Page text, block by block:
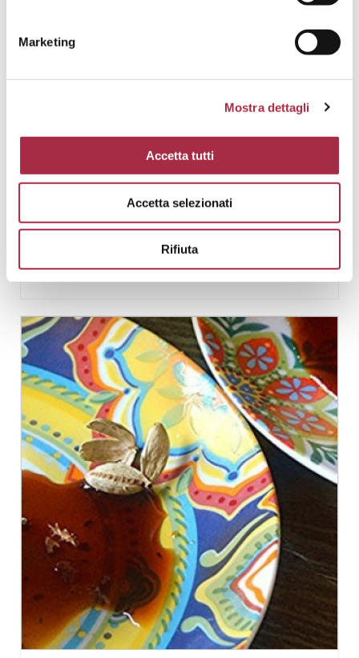
Marketing
Mostra dettagli
Accetta tutti
Accetta selezionati
Rifiuta
CUPCAKES DE ARÁNDANOS CON VINAGRE